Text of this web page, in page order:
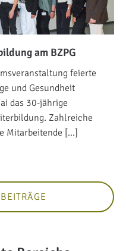
am BZPG
feierte
und Gesundheit
das 30-jährige
Zahlreiche
Mitarbeitende […]